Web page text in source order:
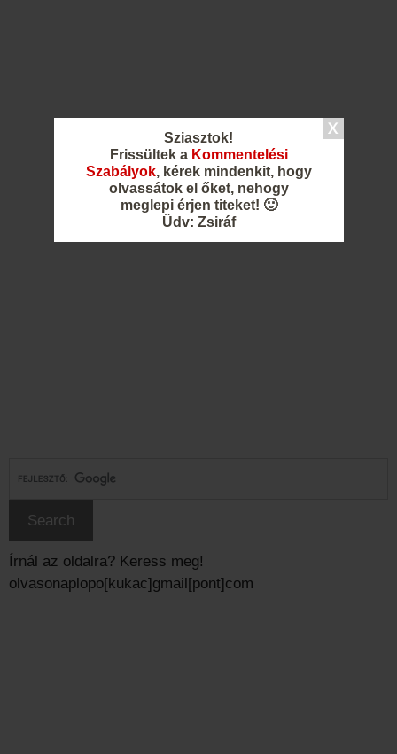
Sziasztok!
Frissültek a Kommentelési
Szabályok, kérek mindenkit, hogy
olvassátok el őket, nehogy
meglepi érjen titeket! 🙂
Üdv: Zsiráf
Írnál az oldalra? Keress meg!
olvasonaplopo[kukac]gmail[pont]com